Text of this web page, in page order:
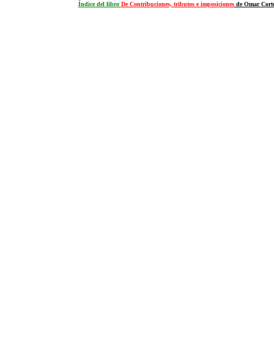
Índice del libro De Contribuciones, tributos e imposicionesde Omar